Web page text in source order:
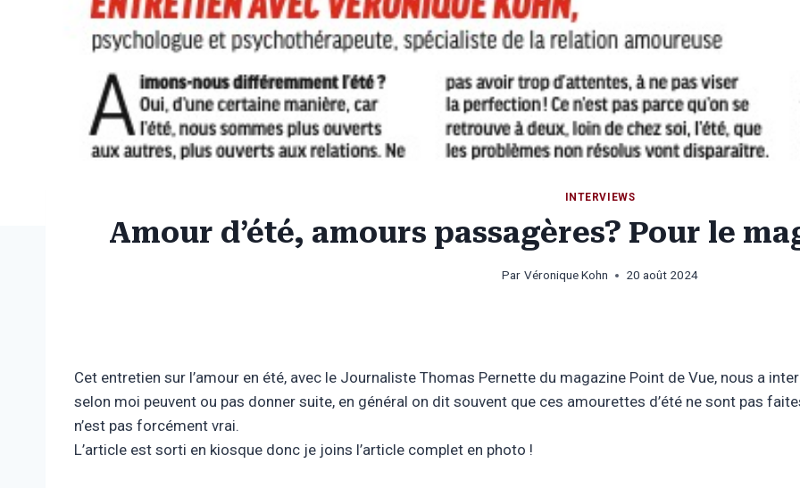
INTERVIEWS
Amour d’été, amours passagères? Pour le
Par Véronique Kohn 20 août 2024
Cet entretien sur l’amour en été, avec le Journaliste Thomas Pernette du magazine Point de Vue, nous a
selon moi peuvent ou pas donner suite, en général on dit souvent que ces amourettes d’été ne sont pas
n’est pas forcément vrai.
L’article est sorti en kiosque donc je joins l’article complet en photo !